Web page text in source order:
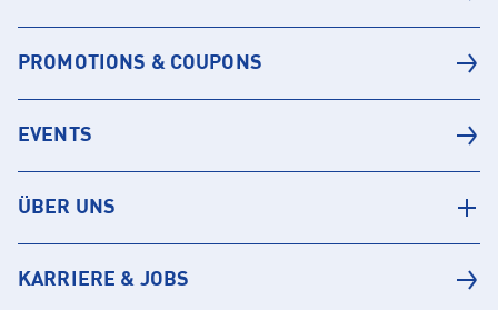
PROMOTIONS & COUPONS
EVENTS
ÜBER UNS
KARRIERE & JOBS